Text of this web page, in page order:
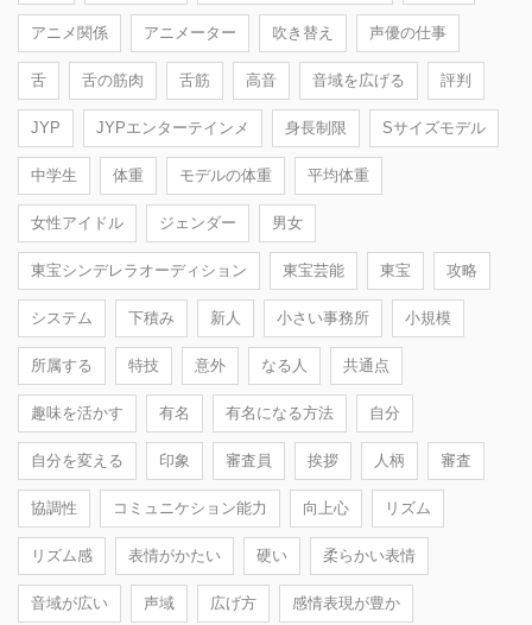
アニメ関係 アニメーター 吹き替え 声優の仕事
舌 舌の筋肉 舌筋 高音 音域を広げる 評判
JYP JYPエンターテインメ 身長制限 Sサイズモデル
中学生 体重 モデルの体重 平均体重
女性アイドル ジェンダー 男女
東宝シンデレラオーディション 東宝芸能 東宝 攻略
システム 下積み 新人 小さい事務所 小規模
所属する 特技 意外 なる人 共通点
趣味を活かす 有名 有名になる方法 自分
自分を変える 印象 審査員 挨拶 人柄 審査
協調性 コミュニケション能力 向上心 リズム
リズム感 表情がかたい 硬い 柔らかい表情
音域が広い 声域 広げ方 感情表現が豊か